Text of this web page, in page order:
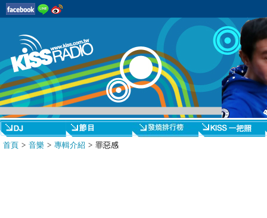
首頁 > 音樂 > 專輯介紹 > 罪惡感